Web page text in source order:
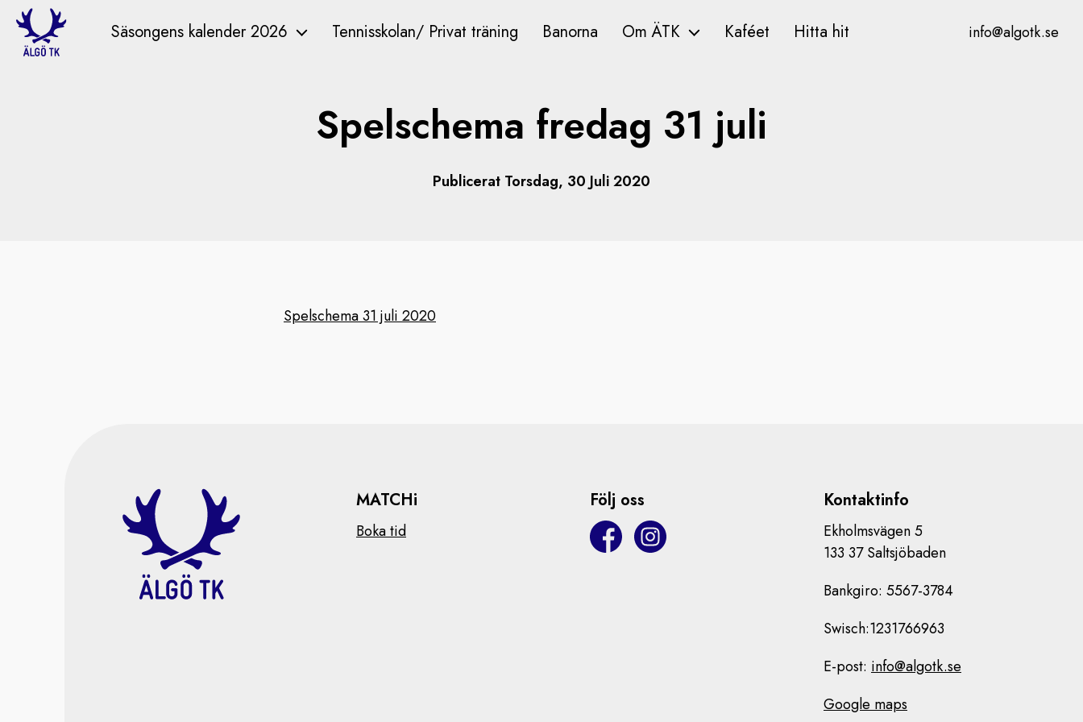
Säsongens kalender 2026 Tennisskolan/ Privat träning Banorna Om ÄTK Kaféet Hitta hit info@algotk.se
Spelschema fredag 31 juli
Publicerat Torsdag, 30 Juli 2020
Spelschema 31 juli 2020
MATCHi
Boka tid
Följ oss Kontaktinfo
Ekholmsvägen 5
133 37 Saltsjöbaden
Bankgiro: 5567-3784
Swisch:1231766963
E-post: info@algotk.se
Google maps